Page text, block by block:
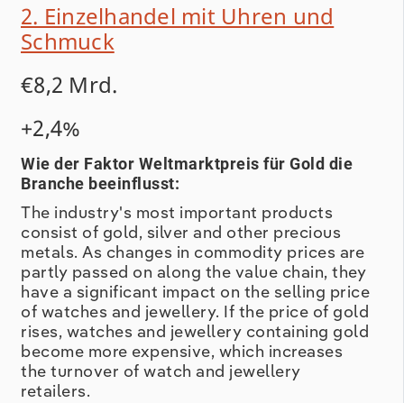
Hintergrund geopolitischer Unsicherheit und
hoher Währungsschwankungen. Dass
Höchststände erreichten, deutet auf
isolierte Preisbewegungen einzelner
Oktober 2025 auf 54,50 US-Dollar pro
Rekordniveau aus dem Jahr 1980.
2. Einzelhandel mit Uhren und
Schmuck
€8,2 Mrd.
+2,4%
Wie der Faktor Weltmarktpreis für Gold die
Branche beeinflusst:
The industry's most important products
consist of gold, silver and other precious
metals. As changes in commodity prices are
partly passed on along the value chain, they
have a significant impact on the selling price
of watches and jewellery. If the price of gold
rises, watches and jewellery containing gold
become more expensive, which increases
the turnover of watch and jewellery
retailers.